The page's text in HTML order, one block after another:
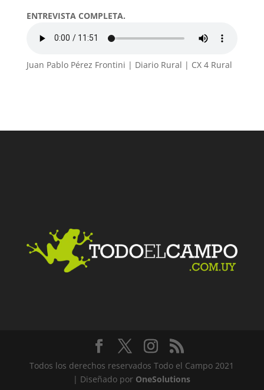
ENTREVISTA COMPLETA.
Juan Pablo Pérez Frontini | Diario Rural | CX 4 Rural
Todos los derechos reservados Todo el Campo 2021
| Diseñado por OneSolutions